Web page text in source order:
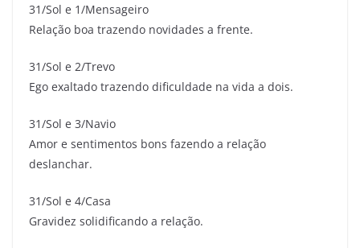
31/Sol e 1/Mensageiro
Relação boa trazendo novidades a frente.
31/Sol e 2/Trevo
Ego exaltado trazendo dificuldade na vida a dois.
31/Sol e 3/Navio
Amor e sentimentos bons fazendo a relação
deslanchar.
31/Sol e 4/Casa
Gravidez solidificando a relação.